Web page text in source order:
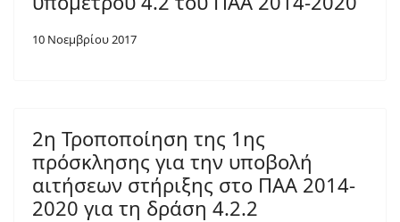
10 Νοεμβρίου 2017
2η Τροποποίηση της 1ης
πρόσκλησης για την υποβολή
αιτήσεων στήριξης στο ΠΑΑ 2014-
2020 για τη δράση 4.2.2